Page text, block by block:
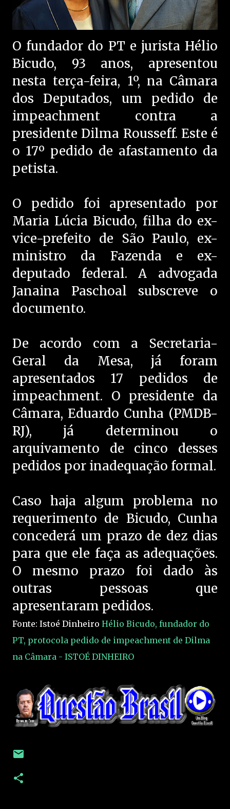
O fundador do PT e jurista Hélio
Bicudo, 93 anos, apresentou
nesta terça-feira, 1º, na Câmara
dos Deputados, um pedido de
impeachment contra a
presidente Dilma Rousseff. Este é
o 17º pedido de afastamento da
petista.
O pedido foi apresentado por
Maria Lúcia Bicudo, filha do ex-
vice-prefeito de São Paulo, ex-
ministro da Fazenda e ex-
deputado federal. A advogada
Janaina Paschoal subscreve o
documento.
De acordo com a Secretaria-
Geral da Mesa, já foram
apresentados 17 pedidos de
impeachment. O presidente da
Câmara, Eduardo Cunha (PMDB-
RJ), já determinou o
arquivamento de cinco desses
pedidos por inadequação formal.
Caso haja algum problema no
requerimento de Bicudo, Cunha
concederá um prazo de dez dias
para que ele faça as adequações.
O mesmo prazo foi dado às
outras pessoas que
apresentaram pedidos.
Fonte: Istoé Dinheiro Hélio Bicudo, fundador do
PT, protocola pedido de impeachment de Dilma
na Câmara - ISTOÉ DINHEIRO